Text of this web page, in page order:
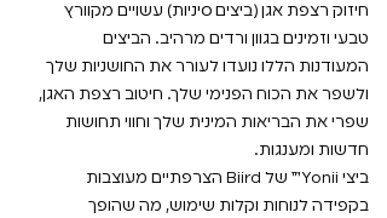
חיזוק רצפת אגן (ביצים סיניות) עשויים מקוורץ
טבעי וזמינים בגוון ורדים מרהיב. הביצים
המעודנות הללו נועדו לעורר את החושניות שלך
ולשפר את הכוח הפנימי שלך. חיטוב רצפת האגן,
שפרי את הבריאות המינית שלך וחווי תחושות
חדשות ומענגות.
ביצי Yonii™ של Biird הצרפתיים מעוצבות
בקפידה לנוחות וקלות שימוש, מה שהופך